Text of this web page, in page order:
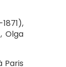
Olga
Paris